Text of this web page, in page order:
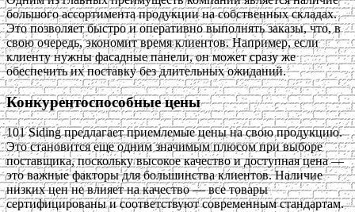
большого ассортимента продукции на собственных складах.
Это позволяет быстро и оперативно выполнять заказы, что, в
свою очередь, экономит время клиентов. Например, если
клиенту нужны фасадные панели, он может сразу же
обеспечить их поставку без длительных ожиданий.
Конкурентоспособные цены
101 Siding предлагает приемлемые цены на свою продукцию.
Это становится еще одним значимым плюсом при выборе
поставщика, поскольку высокое качество и доступная цена —
это важные факторы для большинства клиентов. Наличие
низких цен не влияет на качество — все товары
сертифицированы и соответствуют современным стандартам.